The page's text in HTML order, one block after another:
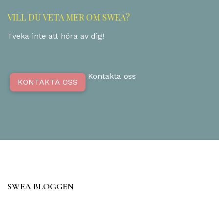
VILL DU VETA MER OM SWEA?
Tveka inte att höra av dig!
KONTAKTA OSS
Kontakta oss
SWEA BLOGGEN